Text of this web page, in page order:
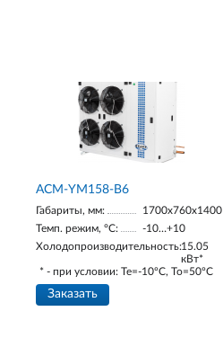
АСМ-YM158-В6
Габариты, мм:
1700х760х1400
Темп. режим, °С:
-10…+10
Холодопроизводительность:15.05
кВт*
* - при условии: Te=-10ºC, To=50ºC
Заказать